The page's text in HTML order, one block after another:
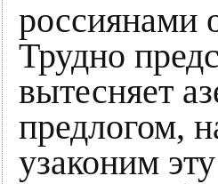
россиянами
Трудно
вытесняет
предлогом,
узаконим